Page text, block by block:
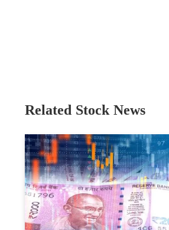
Related Stock News